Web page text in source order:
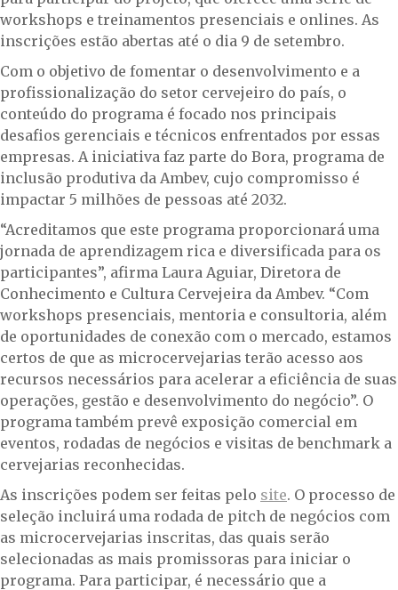
workshops e treinamentos presenciais e onlines. As
inscrições estão abertas até o dia 9 de setembro.
Com o objetivo de fomentar o desenvolvimento e a
profissionalização do setor cervejeiro do país, o
conteúdo do programa é focado nos principais
desafios gerenciais e técnicos enfrentados por essas
empresas. A iniciativa faz parte do Bora, programa de
inclusão produtiva da Ambev, cujo compromisso é
impactar 5 milhões de pessoas até 2032.
“Acreditamos que este programa proporcionará uma
jornada de aprendizagem rica e diversificada para os
participantes”, afirma Laura Aguiar, Diretora de
Conhecimento e Cultura Cervejeira da Ambev. “Com
workshops presenciais, mentoria e consultoria, além
de oportunidades de conexão com o mercado, estamos
certos de que as microcervejarias terão acesso aos
recursos necessários para acelerar a eficiência de suas
operações, gestão e desenvolvimento do negócio”. O
programa também prevê exposição comercial em
eventos, rodadas de negócios e visitas de benchmark a
cervejarias reconhecidas.
As inscrições podem ser feitas pelo site. O processo de
seleção incluirá uma rodada de pitch de negócios com
as microcervejarias inscritas, das quais serão
selecionadas as mais promissoras para iniciar o
programa. Para participar, é necessário que a